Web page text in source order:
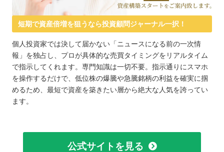
短期で資産倍増を狙うなら投資顧問ジャーナル一択！
個人投資家では決して届かない「ニュースになる前の一次情
報」を独占し、プロが具体的な売買タイミングをリアルタイム
で指示してくれます。専門知識は一切不要。指示通りにスマホ
を操作するだけで、低位株の爆騰や急騰銘柄の利益を確実に掴
めるため、最短で資産を築きたい層から絶大な人気を誇ってい
ます。
公式サイトを見る